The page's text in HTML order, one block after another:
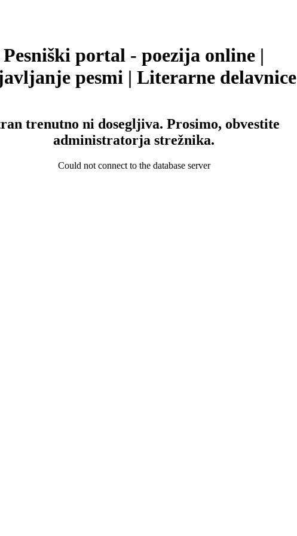
Pesniški portal - poezija online |
pesmi | Literarne delavnice
trenutno ni dosegljiva. Prosimo, obvestite
administratorja strežnika.
Could not connect to the database server